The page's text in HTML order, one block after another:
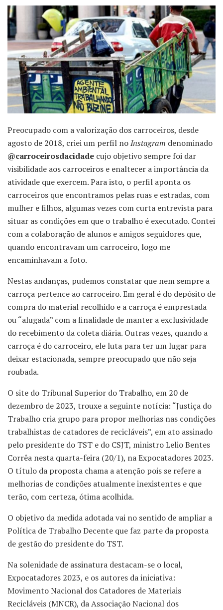
Preocupado com a valorização dos carroceiros, desde
agosto de 2018, criei um perfil noInstagram denominado
@carroceirosdacidade cujo objetivo sempre foi dar
visibilidade aos carroceiros e enaltecer a importância da
atividade que exercem. Para isto, o perfil aponta os
carroceiros que encontramos pelas ruas e estradas, com
mulher e filhos, algumas vezes com curta entrevista para
situar as condições em que o trabalho é executado. Contei
com a colaboração de alunos e amigos seguidores que,
quando encontravam um carroceiro, logo me
encaminhavam a foto.
Nestas andanças, pudemos constatar que nem sempre a
carroça pertence ao carroceiro. Em geral é do depósito de
compra do material recolhido e a carroça é emprestada
ou “alugada” com a finalidade de manter a exclusividade
do recebimento da coleta diária. Outras vezes, quando a
carroça é do carroceiro, ele luta para ter um lugar para
deixar estacionada, sempre preocupado que não seja
roubada.
O site do Tribunal Superior do Trabalho, em 20 de
dezembro de 2023, trouxe a seguinte notícia: “Justiça do
Trabalho cria grupo para propor melhorias nas condições
trabalhistas de catadores de recicláveis”, em ato assinado
pelo presidente do TST e do CSJT, ministro Lelio Bentes
Corrêa nesta quarta-feira (20/1), na Expocatadores 2023.
O título da proposta chama a atenção pois se refere a
melhorias de condições atualmente inexistentes e que
terão, com certeza, ótima acolhida.
O objetivo da medida adotada vai no sentido de ampliar a
Política de Trabalho Decente que faz parte da proposta
de gestão do presidente do TST.
Na solenidade de assinatura destacam-se o local,
Expocatadores 2023, e os autores da iniciativa:
Movimento Nacional dos Catadores de Materiais
Recicláveis (MNCR), da Associação Nacional dos